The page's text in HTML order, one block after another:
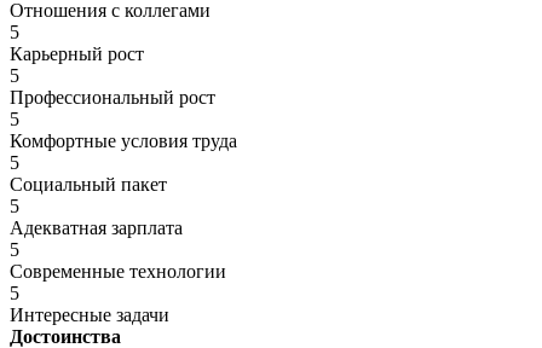
Отношения с коллегами
5
Карьерный рост
5
Профессиональный рост
5
Комфортные условия труда
5
Социальный пакет
5
Адекватная зарплата
5
Современные технологии
5
Интересные задачи
Достоинства